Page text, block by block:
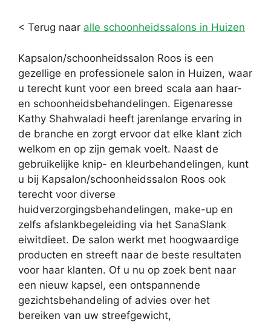
< Terug naar alle schoonheidssalons in Huizen
Kapsalon/schoonheidssalon Roos is een
gezellige en professionele salon in Huizen, waar
u terecht kunt voor een breed scala aan haar-
en schoonheidsbehandelingen. Eigenaresse
Kathy Shahwaladi heeft jarenlange ervaring in
de branche en zorgt ervoor dat elke klant zich
welkom en op zijn gemak voelt. Naast de
gebruikelijke knip- en kleurbehandelingen, kunt
u bij Kapsalon/schoonheidssalon Roos ook
terecht voor diverse
huidverzorgingsbehandelingen, make-up en
zelfs afslankbegeleiding via het SanaSlank
eiwitdieet. De salon werkt met hoogwaardige
producten en streeft naar de beste resultaten
voor haar klanten. Of u nu op zoek bent naar
een nieuw kapsel, een ontspannende
gezichtsbehandeling of advies over het
bereiken van uw streefgewicht,